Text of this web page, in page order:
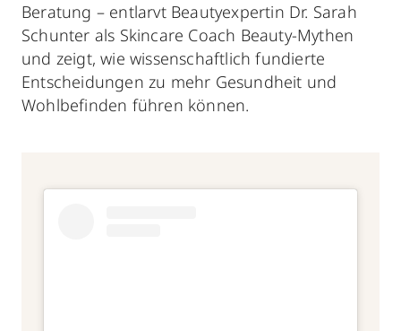
Beratung – entlarvt Beautyexpertin Dr. Sarah
Schunter als Skincare Coach Beauty-Mythen
und zeigt, wie wissenschaftlich fundierte
Entscheidungen zu mehr Gesundheit und
Wohlbefinden führen können.